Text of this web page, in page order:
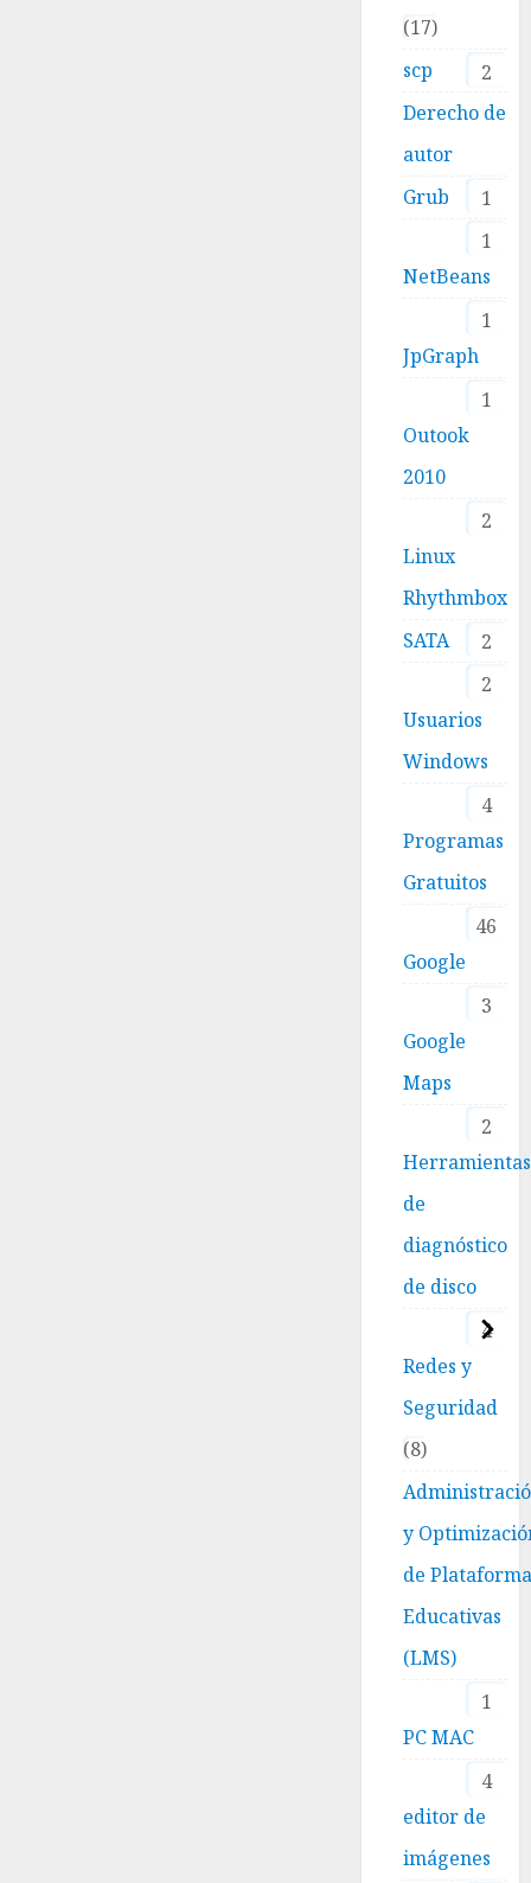
17
scp
2
Derecho de
autor
1
Grub
1
NetBeans
1
JpGraph
1
Outook
2010
2
Linux
Rhythmbox
2
SATA
2
Usuarios
Windows
4
Programas
Gratuitos
46
Google
3
Google
Maps
2
Herramientas
de
diagnóstico
de disco
4
Redes y
Seguridad
8
y
de
Educativas
(LMS)
1
PC MAC
4
editor de
imágenes